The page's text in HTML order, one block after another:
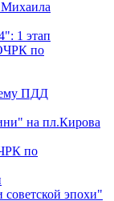
Михаила
1 этап
по
ПДД
на пл.Кирова
по
эпохи"